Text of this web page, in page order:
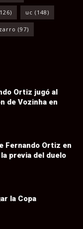
uc (148)
(97)
Ortiz jugó al
de Vozinha en
Fernando Ortiz en
previa del duelo
la Copa